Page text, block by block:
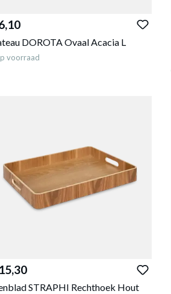
DOROTA Ovaal Acacia L
voorraad
STRAPHI Rechthoek Hout